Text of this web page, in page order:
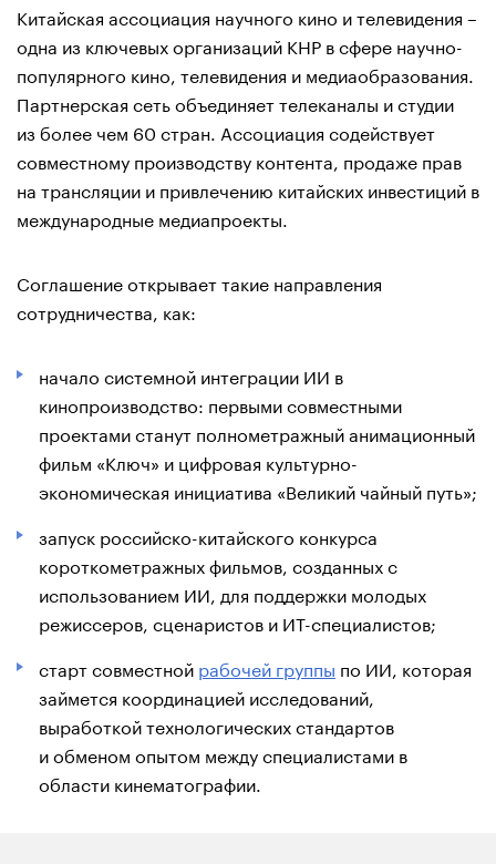
Китайская ассоциация научного кино и телевидения –
одна из ключевых организаций КНР в сфере научно-
популярного кино, телевидения и медиаобразования.
Партнерская сеть объединяет телеканалы и студии
из более чем 60 стран. Ассоциация содействует
совместному производству контента, продаже прав
на трансляции и привлечению китайских инвестиций в
международные медиапроекты.
Соглашение открывает такие направления
сотрудничества, как:
начало системной интеграции ИИ в
кинопроизводство: первыми совместными
проектами станут полнометражный анимационный
фильм «Ключ» и цифровая культурно-
экономическая инициатива «Великий чайный путь»;
запуск российско-китайского конкурса
короткометражных фильмов, созданных с
использованием ИИ, для поддержки молодых
режиссеров, сценаристов и ИТ-специалистов;
старт совместной рабочей группы по ИИ, которая
займется координацией исследований,
выработкой технологических стандартов
и обменом опытом между специалистами в
области кинематографии.